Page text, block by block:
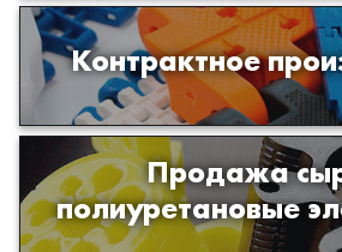
Контрактное
Производство изделий
и полимеров по
Продажа
полиуретановые
Продажа сырья для
изделий из